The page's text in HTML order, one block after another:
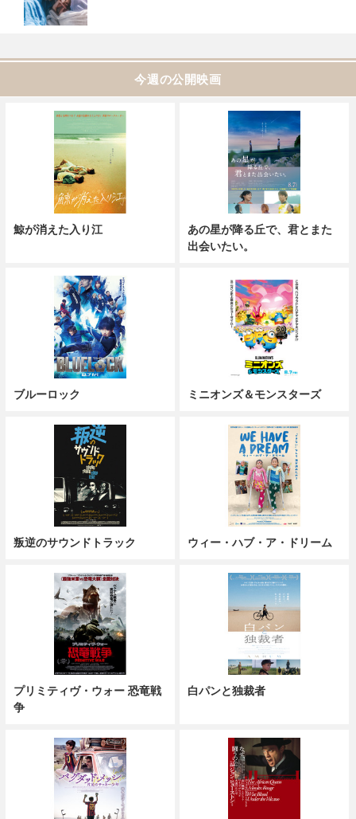
今週の公開映画
鯨が消えた入り江
あの星が降る丘で、君とまた
出会いたい。
ブルーロック ミニオンズ＆モンスターズ
叛逆のサウンドトラック ウィー・ハブ・ア・ドリーム
プリミティヴ・ウォー 恐竜戦
争
白パンと独裁者